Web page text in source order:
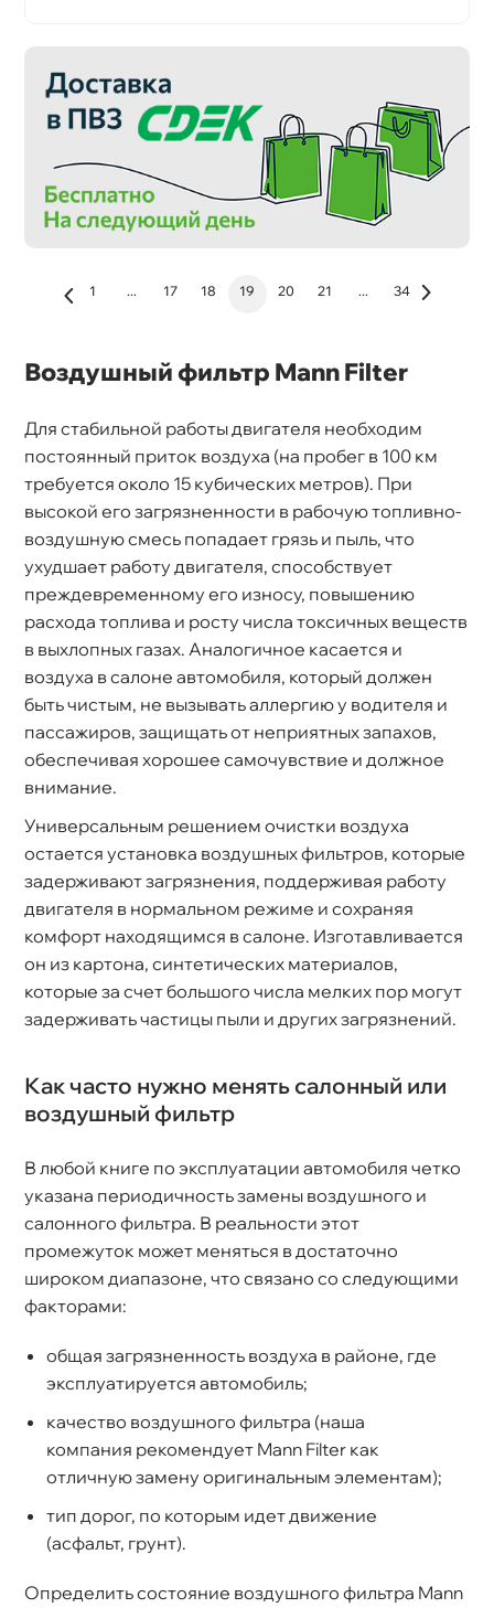
1 ... 17 18 19 20 21 ... 34
оздушный фильтр Mann Filter
Для стабильной работы двигателя необходим
постоянный приток воздуха (на пробег в 100 км
требуется около 15 кубических метров). При
ысокой его загрязненности в рабочую топливно-
оздушную смесь попадает грязь и пыль, что
ухудшает работу двигателя, способствует
преждевременному его износу, повышению
расхода топлива и росту числа токсичных вещест
ыхлопных газах. Аналогичное касается и
оздуха в салоне автомобиля, который должен
ыть чистым, не вызывать аллергию у водителя и
пассажиров, защищать от неприятных запахов,
обеспечивая хорошее самочувствие и должное
нимание.
Универсальным решением очистки воздуха
остается установка воздушных фильтров, которые
задерживают загрязнения, поддерживая работу
двигателя в нормальном режиме и сохраняя
комфорт находящимся в салоне. Изготавливается
он из картона, синтетических материалов,
которые за счет большого числа мелких пор могут
задерживать частицы пыли и других загрязнений.
Как часто нужно менять салонный или
оздушный фильтр
любой книге по эксплуатации автомобиля четко
указана периодичность замены воздушного и
салонного фильтра. В реальности этот
промежуток может меняться в достаточно
широком диапазоне, что связано со следующими
факторами:
общая загрязненность воздуха в районе, где
эксплуатируется автомобиль;
качество воздушного фильтра (наша
компания рекомендует Mann Filter как
отличную замену оригинальным элементам);
тип дорог, по которым идет движение
(асфальт, грунт).
Определить состояние воздушного фильтра Mann